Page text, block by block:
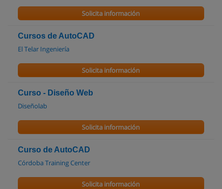
Solicita información
Cursos de AutoCAD
El Telar Ingeniería
Solicita información
Curso - Diseño Web
Diseñolab
Solicita información
Curso de AutoCAD
Córdoba Training Center
Solicita información